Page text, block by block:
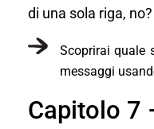
di una sola riga, no?
Scoprirai quale
messaggi
Capitolo 7